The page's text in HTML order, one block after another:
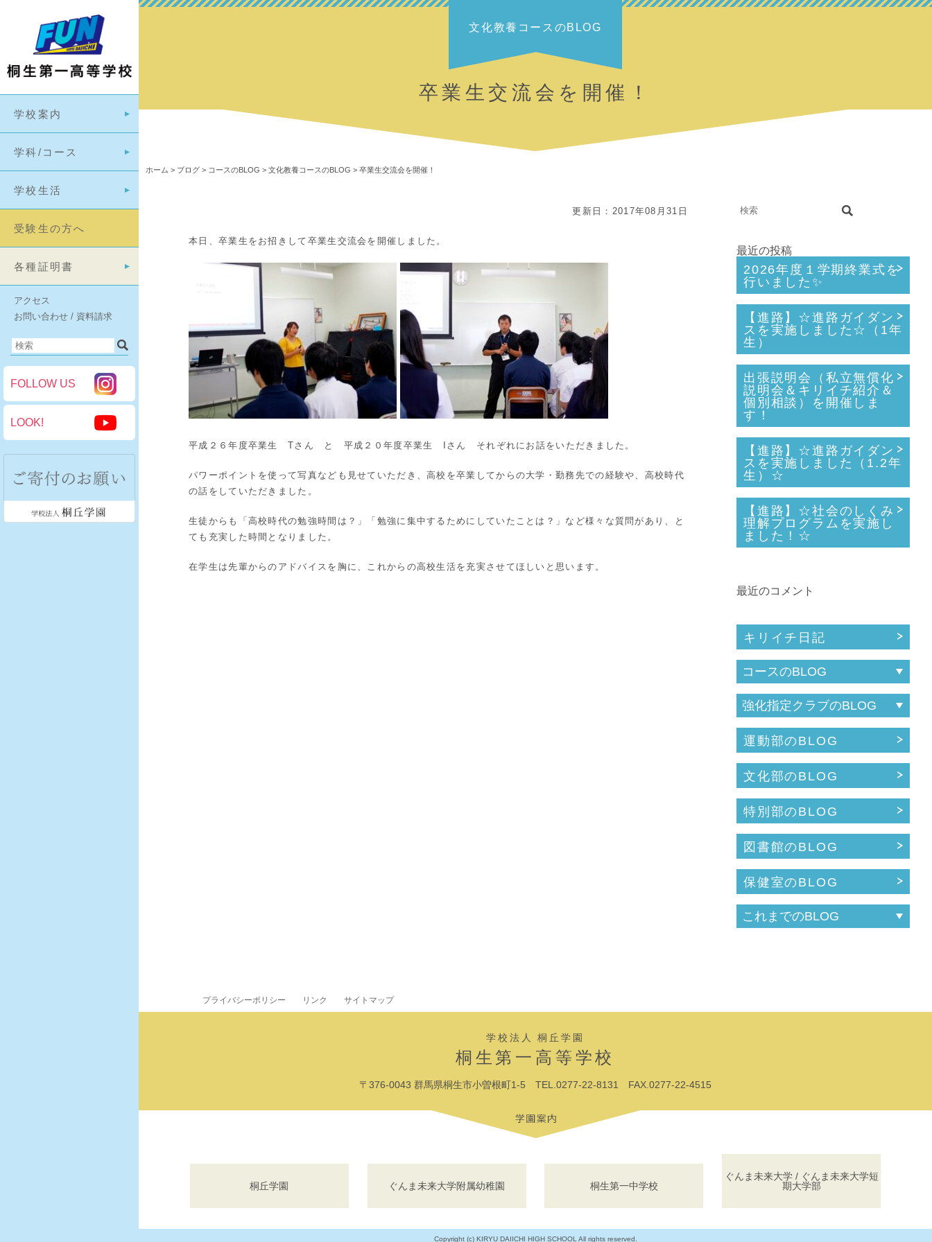
学校案内
学科/コース
学校生活
受験生の方へ
各種証明書
アクセス
お問い合わせ / 資料請求
FOLLOW US
LOOK!
文化教養コースのBLOG
卒業生交流会を開催！
ホーム > ブログ > コースのBLOG > 文化教養コースのBLOG > 卒業生交流会を開催！
更新日：2017年08月31日
本日、卒業生をお招きして卒業生交流会を開催しました。
平成２６年度卒業生 Tさん と 平成２０年度卒業生 Iさん それぞれにお話をいただきました。
パワーポイントを使って写真なども見せていただき、高校を卒業してからの大学・勤務先での経験や、高校時代
の話をしていただきました。
生徒からも「高校時代の勉強時間は？」「勉強に集中するためにしていたことは？」など様々な質問があり、と
ても充実した時間となりました。
在学生は先輩からのアドバイスを胸に、これからの高校生活を充実させてほしいと思います。
最近の投稿
2026年度１学期終業式を
行いました✨
【進路】☆進路ガイダン
スを実施しました☆（1年
生）
出張説明会（私立無償化
説明会＆キリイチ紹介＆
個別相談）を開催しま
す！
【進路】☆進路ガイダン
スを実施しました（1.2年
生）☆
【進路】☆社会のしくみ
理解プログラムを実施し
ました！☆
最近のコメント
キリイチ日記
運動部のBLOG
文化部のBLOG
特別部のBLOG
図書館のBLOG
保健室のBLOG
プライバシーポリシー リンク サイトマップ
学校法人 桐丘学園
桐生第一高等学校
〒376-0043 群馬県桐生市小曽根町1-5 TEL.0277-22-8131 FAX.0277-22-4515
桐丘学園 ぐんま未来大学附属幼稚園 桐生第一中学校
ぐんま未来大学 / ぐんま未来大学短
期大学部
Copyright (c) KIRYU DAIICHI HIGH SCHOOL All rights reserved.